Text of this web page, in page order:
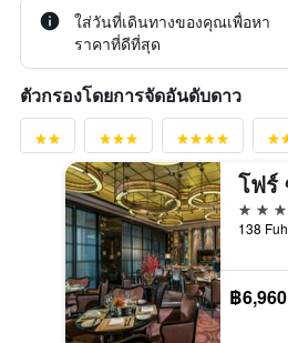
ใส่วันที่เดินทางของคุณเพื่อหา
ราคาที่ดีที่สุด
ตัวกรองโดยการจัดอันดับดาว
5 ดาว
฿6,960